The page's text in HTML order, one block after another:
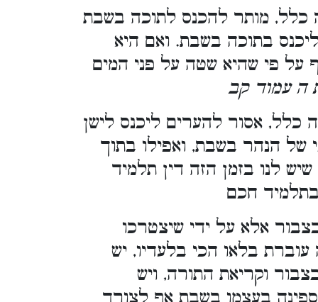
כלל, מותר להכנס לתוכה בשבת
בתוכה בשבת. ואם היא
על פי שהיא שטה על פני המים
ה עמוד קב
כלל, אסור להערים ליכנס לישן
של הנהר בשבת, ואפילו בתוך
לנו בזמן הזה דין תלמיד
חכם
אלא על ידי שיצטרכו
עוברת בלאו הכי בלעדיו, יש
וקריאת התורה, ויש